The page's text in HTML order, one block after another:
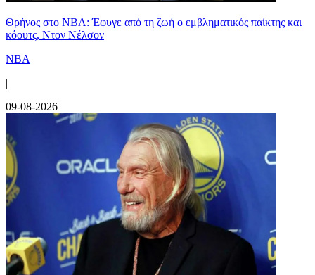
Θρήνος στο NBA: Έφυγε από τη ζωή ο εμβληματικός παίκτης και
κόουτς, Ντον Νέλσον
NBA
|
09-08-2026